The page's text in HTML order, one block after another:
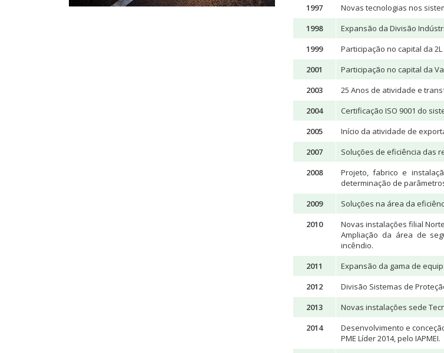
1997
Novas tecnologias nos
1998
Expansão da Divisão
1999
Participação no capital da
2001
Participação no capital da
2003
25 Anos de atividade e
2004
Certificação ISO 9001 do
2005
Início da atividade de
2007
Soluções de eficiência das
2008
Projeto, fabrico e
determinação de
2009
Soluções na área da
2010
Novas instalações filial
Ampliação da área de
incêndio.
2011
Expansão da gama de
2012
Divisão Sistemas de
2013
Novas instalações sede
2014
Desenvolvimento e
PME Líder 2014, pelo IAPMEI.